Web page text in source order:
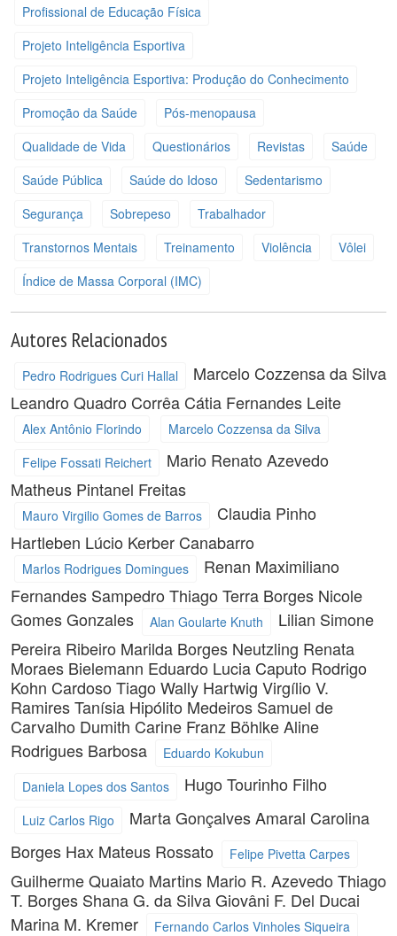
Profissional de Educação Física
Projeto Inteligência Esportiva
Projeto Inteligência Esportiva: Produção do Conhecimento
Promoção da Saúde
Pós-menopausa
Qualidade de Vida
Questionários Revistas
Saúde
Saúde Pública
Saúde do Idoso
Sedentarismo
Segurança
Sobrepeso
Trabalhador
Transtornos Mentais
Treinamento Violência
Vôlei
Índice de Massa Corporal (IMC)
Autores Relacionados
Pedro Rodrigues Curi Hallal
Marcelo Cozzensa da Silva
Leandro Quadro Corrêa Cátia Fernandes Leite
Alex Antônio Florindo
Marcelo Cozzensa da Silva
Felipe Fossati Reichert
Mario Renato Azevedo
Matheus Pintanel Freitas
Mauro Virgilio Gomes de Barros
Claudia Pinho
Hartleben Lúcio Kerber Canabarro
Marlos Rodrigues Domingues
Renan Maximiliano
Fernandes Sampedro Thiago Terra Borges Nicole
Gomes Gonzales
Alan Goularte Knuth
Lilian Simone
Pereira Ribeiro Marilda Borges Neutzling Renata
Moraes Bielemann Eduardo Lucia Caputo Rodrigo
Kohn Cardoso Tiago Wally Hartwig Virgílio V.
RamiresTanísia Hipólito Medeiros Samuel de
Carvalho Dumith Carine Franz BöhlkeAline
Rodrigues Barbosa
Eduardo Kokubun
Daniela Lopes dos Santos
Hugo Tourinho Filho
Luiz Carlos Rigo Marta Gonçalves Amaral Carolina
Borges Hax Mateus Rossato Felipe Pivetta Carpes
Guilherme Quaiato Martins Mario R. Azevedo Thiago
T. Borges Shana G. da SilvaGiovâni F. Del Ducai
Marina M. Kremer
Fernando Carlos Vinholes Siqueira